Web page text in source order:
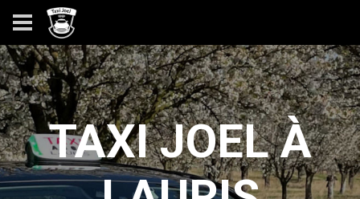
TAXI JOEL À